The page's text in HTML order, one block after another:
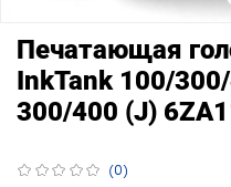
(0)
Печатающая
InkTank 100/
300/400 (J)